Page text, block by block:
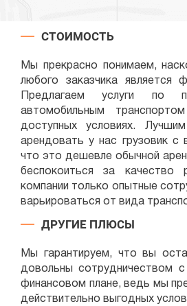
СТОИМОСТЬ
Мы прекрасно понимаем,
любого заказчика является
Предлагаем услуги по
автомобильным
доступных условиях.
арендовать у нас грузовик с
что это дешевле обычной
беспокоиться за
компании только опытные
варьироваться от вида
ДРУГИЕ ПЛЮСЫ
Мы гарантируем, что вы
довольны сотрудничеством
финансовом плане, ведь мы
действительно выгодных